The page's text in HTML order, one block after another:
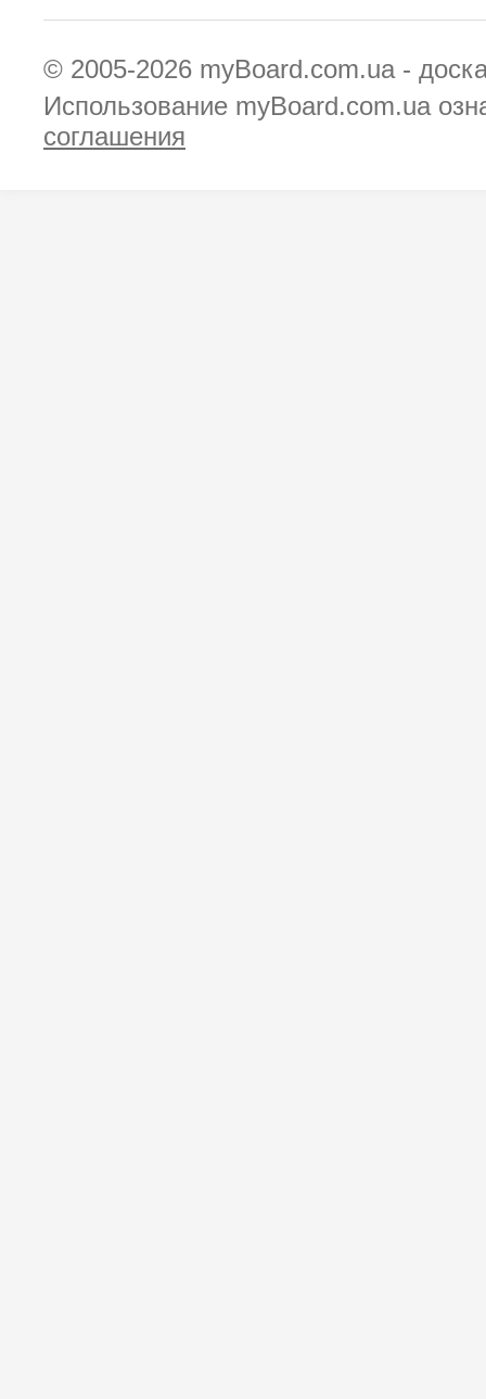
© 2005-2026 myBoard.com.ua -
Использование myBoard.com.ua
соглашения